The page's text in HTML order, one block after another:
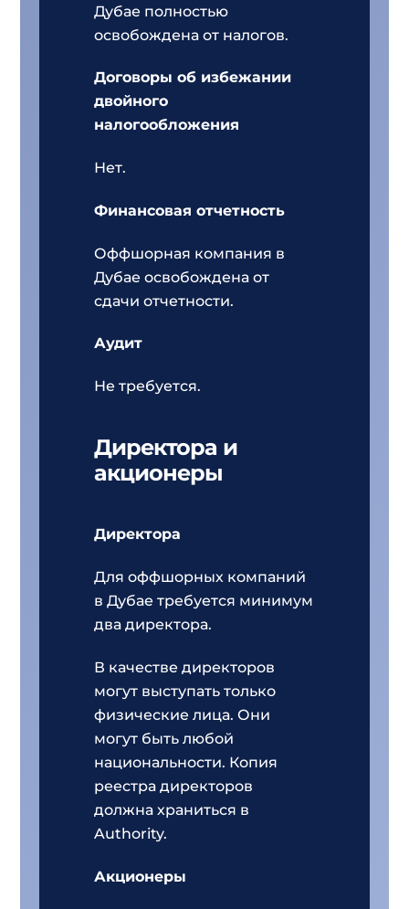
Дубае полностью
освобождена от налогов.
Договоры об избежании
двойного
налогообложения
Нет.
Финансовая отчетность
Оффшорная компания в
Дубае освобождена от
сдачи отчетности.
Аудит
Не требуется.
Директора и
акционеры
Директора
Для оффшорных компаний
в Дубае требуется минимум
два директора.
В качестве директоров
могут выступать только
физические лица. Они
могут быть любой
национальности. Копия
реестра директоров
должна храниться в
Authority.
Акционеры